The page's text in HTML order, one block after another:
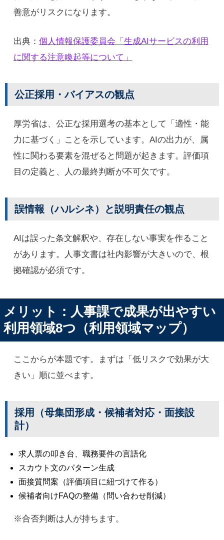
善意がリスクになります。
出典： 個人情報保護委員会「生成AIサービスの利用
に関する注意喚起等について」
公正採用・バイアスの観点
厚労省は、公正な採用選考の基本として「適性・能
力に基づく」ことを示しています。AIの出力が、属
性に関わる要素を混ぜると問題が起きます。評価項
目の定義と、人の最終判断が不可欠です。
誤情報（ハルシネ）と説明責任の観点
AIは誤った条文解釈や、存在しない事実を作ること
があります。人事文書は社内影響が大きいので、根
拠確認が必須です。
メリット：人事課で成果が出やすい
利用領域8つ（利用領域マップ）
ここからが本題です。まずは「低リスクで効果が大
きい」順に並べます。
採用（母集団形成・候補者対応・面接設
計）
求人票の叩き台、職務要件の言語化
スカウト文のパターン生成
面接質問案（評価項目に紐づけて作る）
候補者向けFAQの整備（問い合わせ削減）
※合否判断は人が持ちます。